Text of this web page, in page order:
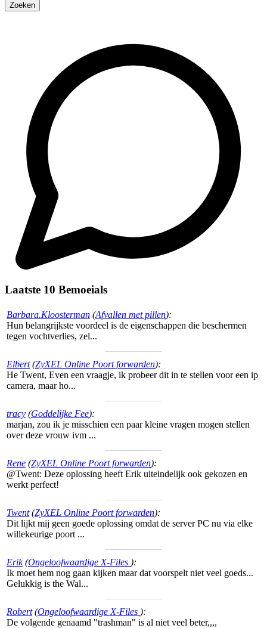
Zoeken
Laatste 10 Bemoeials
Barbara.Kloosterman (Afvallen met pillen):
Hun belangrijkste voordeel is de eigenschappen die beschermen
tegen vochtverlies, zel...
Elbert(ZyXEL Online Poort forwarden):
He Twent, Even een vraagje, ik probeer dit in te stellen voor een ip
camera, maar ho...
tracy (Goddelijke Fee):
marjan, zou ik je misschien een paar kleine vragen mogen stellen
over deze vrouw ivm ...
Rene (ZyXEL Online Poort forwarden):
@Twent: Deze oplossing heeft Erik uiteindelijk ook gekozen en
werkt perfect!
Twent(ZyXEL Online Poort forwarden):
Dit lijkt mij geen goede oplossing omdat de server PC nu via elke
willekeurige poort ...
Erik(Ongeloofwaardige X-Files ):
Ik moet hem nog gaan kijken maar dat voorspelt niet veel goeds...
Gelukkig is the Wal...
Robert(Ongeloofwaardige X-Files ):
De volgende genaamd "trashman" is al niet veel beter,,,,